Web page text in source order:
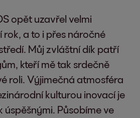
opět uzavřel velmi
rok, a to i přes náročné
Můj zvláštní dík patří
kteří mě tak srdečně
roli. Výjimečná atmosféra
kulturou inovací je
úspěšnými. Působíme ve